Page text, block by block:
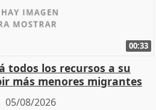
00:33
todos los recursos a su
más menores migrantes
05/08/2026